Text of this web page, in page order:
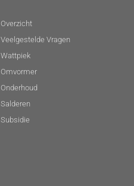
Overzicht
Veelgestelde Vragen
Wattpiek
Omvormer
Onderhoud
Salderen
Subsidie